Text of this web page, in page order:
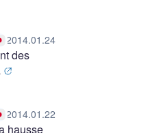
2014.01.24
des
2014.01.22
hausse